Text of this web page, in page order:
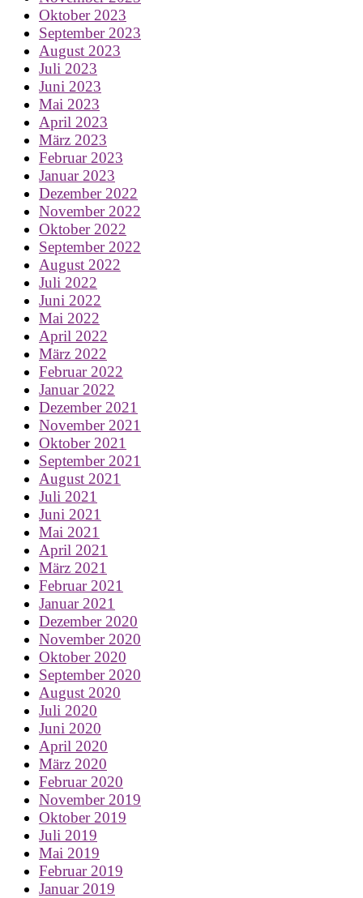
Oktober 2023
September 2023
August 2023
Juli 2023
Juni 2023
Mai 2023
April 2023
März 2023
Februar 2023
Januar 2023
Dezember 2022
November 2022
Oktober 2022
September 2022
August 2022
Juli 2022
Juni 2022
Mai 2022
April 2022
März 2022
Februar 2022
Januar 2022
Dezember 2021
November 2021
Oktober 2021
September 2021
August 2021
Juli 2021
Juni 2021
Mai 2021
April 2021
März 2021
Februar 2021
Januar 2021
Dezember 2020
November 2020
Oktober 2020
September 2020
August 2020
Juli 2020
Juni 2020
April 2020
März 2020
Februar 2020
November 2019
Oktober 2019
Juli 2019
Mai 2019
Februar 2019
Januar 2019